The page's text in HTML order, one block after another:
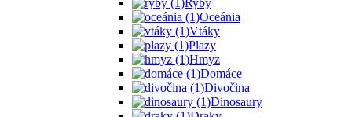
Ryby
Oceánia
Vtáky
Plazy
Hmyz
Domáce
Divočina
Dinosaury